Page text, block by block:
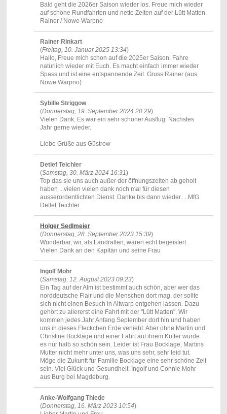
Bald geht die 2026er Saison wieder los. Freue mich wieder
auf schöne Rundfahrten und nette Zeiten auf der Lütt Matten.
Rainer / Nowe Warpno
Rainer Rinkart
(Freitag, 10. Januar 2025 13:34)
Hallo, Freue mich schon auf die 2025er Saison. Fahre
natürlich wieder mit Euch. Es macht einfach immer wieder
Spass und ist eine entspannende Zeit. Gruss Rainer (aus
Nowe Warpno)
Sybille Striggow
(Donnerstag, 19. September 2024 20:29)
Vielen Dank. Es war ein sehr schöner Ausflug. Nächstes
Jahr gerne wieder.
Liebe Grüße aus Güstrow
Detlef Teichler
(Samstag, 30. März 2024 16:31)
Top das sie uns auch außer der öffnungszeiten ab geholt
haben ...vielen vielen dank noch mal für diesen
ausserordentlichten Dienst. Danke bis dann wieder.....MfG
Detlef Teichler
Holger Sedlmeier
(Donnerstag, 28. September 2023 15:39)
Wunderbar, wir, als Landratten, waren echt begeistert.
Vielen Dank an den Kapitän und seine Frau
Ingolf Mohr
(Samstag, 12. August 2023 09:23)
Ein Tag auf der Alm ist bestimmt auch schön, aber wer das
norddeutsche Flair und die Menschen dort mag, der sollte
sich nicht einen Besuch in Altwarp entgehen lassen. Dazu
gehört zu allererst eine Fahrt mit der "Lütt Matten". Wir
kommen jedes Jahr Anfang September dort hin und haben
uns in dieses Fleckchen Erde verliebt. Aber ohne Martin und
Christine Bocklage und einer Fahrt auf ihrem Kutter würde
es nur halb so schön sein. Leider ist Frau Bocklage, Martins
Mutter nicht mehr unter uns, was uns sehr, sehr leid tut.
Möge die Zukunft für Familie Bocklage eine sehr schöne Zeit
sein. Viel Glück und Gesundheit. Ingolf und Connie Mohr
aus Burg bei Magdeburg.
Anke-Wolfgang Thiede
(Donnerstag, 16. März 2023 10:54)